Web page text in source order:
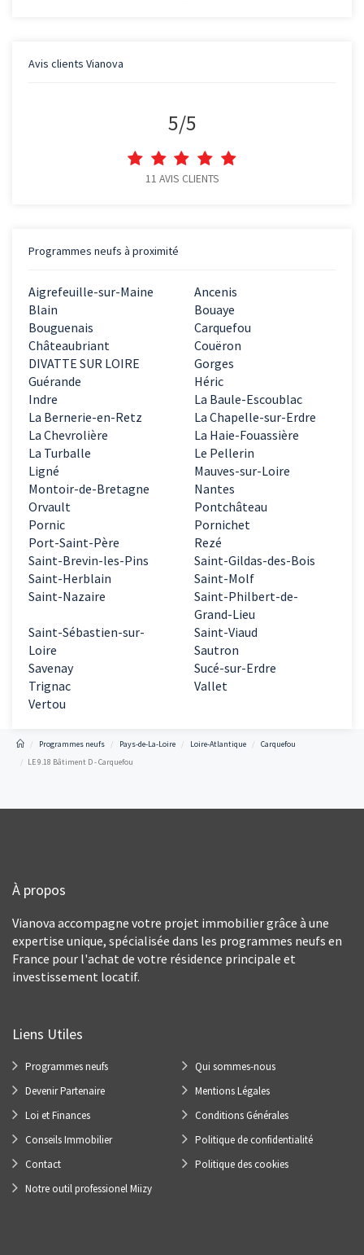
Avis clients Vianova
5/5
11 AVIS CLIENTS
Programmes neufs à proximité
Aigrefeuille-sur-Maine
Ancenis
Blain
Bouaye
Bouguenais
Carquefou
Châteaubriant
Couëron
DIVATTE SUR LOIRE
Gorges
Guérande
Héric
Indre
La Baule-Escoublac
La Bernerie-en-Retz
La Chapelle-sur-Erdre
La Chevrolière
La Haie-Fouassière
La Turballe
Le Pellerin
Ligné
Mauves-sur-Loire
Montoir-de-Bretagne
Nantes
Orvault
Pontchâteau
Pornic
Pornichet
Port-Saint-Père
Rezé
Saint-Brevin-les-Pins
Saint-Gildas-des-Bois
Saint-Herblain
Saint-Molf
Saint-Nazaire
Saint-Philbert-de-
Grand-Lieu
Saint-Sébastien-sur-
Loire
Saint-Viaud
Sautron
Savenay
Sucé-sur-Erdre
Trignac
Vallet
Vertou
Programmes neufs Pays-de-La-Loire Loire-Atlantique
Carquefou
LE 9.18 Bâtiment D - Carquefou
À propos
Vianova accompagne votre projet immobilier grâce à une
expertise unique, spécialisée dans les programmes neufs en
France pour l'achat de votre résidence principale et
investissement locatif.
Liens Utiles
Programmes neufs
Devenir Partenaire
Loi et Finances
Conseils Immobilier
Contact
Notre outil professionel Miizy
Qui sommes-nous
Mentions Légales
Conditions Générales
Politique de confidentialité
Politique des cookies